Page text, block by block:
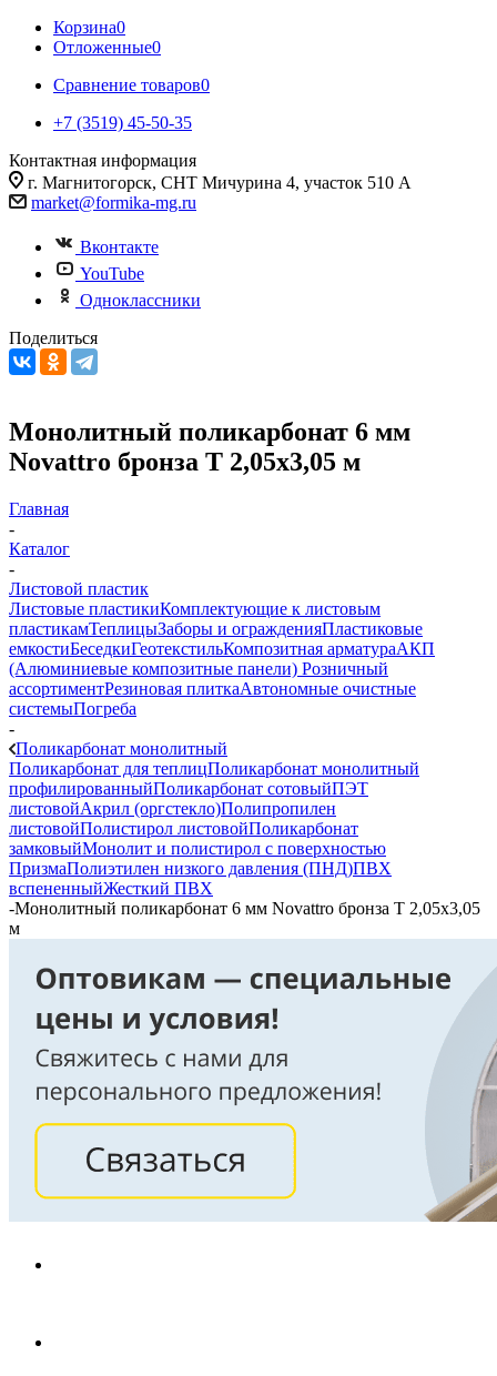
Корзина0
Отложенные0
Сравнение товаров0
+7 (3519) 45-50-35
Контактная информация
г. Магнитогорск, СНТ Мичурина 4, участок 510 А
market@formika-mg.ru
Вконтакте
YouTube
Одноклассники
Поделиться
Монолитный поликарбонат 6 мм
Novattro бронза Т 2,05х3,05 м
Главная
-
Каталог
-
Листовой пластик
Листовые пластикиКомплектующие к листовым
пластикамТеплицыЗаборы и огражденияПластиковые
емкостиБеседкиГеотекстильКомпозитная арматураАКП
(Алюминиевые композитные панели) Розничный
ассортиментРезиновая плиткаАвтономные очистные
системыПогреба
-
Поликарбонат монолитный
Поликарбонат для теплицПоликарбонат монолитный
профилированныйПоликарбонат сотовыйПЭТ
листовойАкрил (оргстекло)Полипропилен
листовойПолистирол листовойПоликарбонат
замковыйМонолит и полистирол с поверхностью
ПризмаПолиэтилен низкого давления (ПНД)ПВХ
вспененныйЖесткий ПВХ
-Монолитный поликарбонат 6 мм Novattro бронза Т 2,05х3,05
м